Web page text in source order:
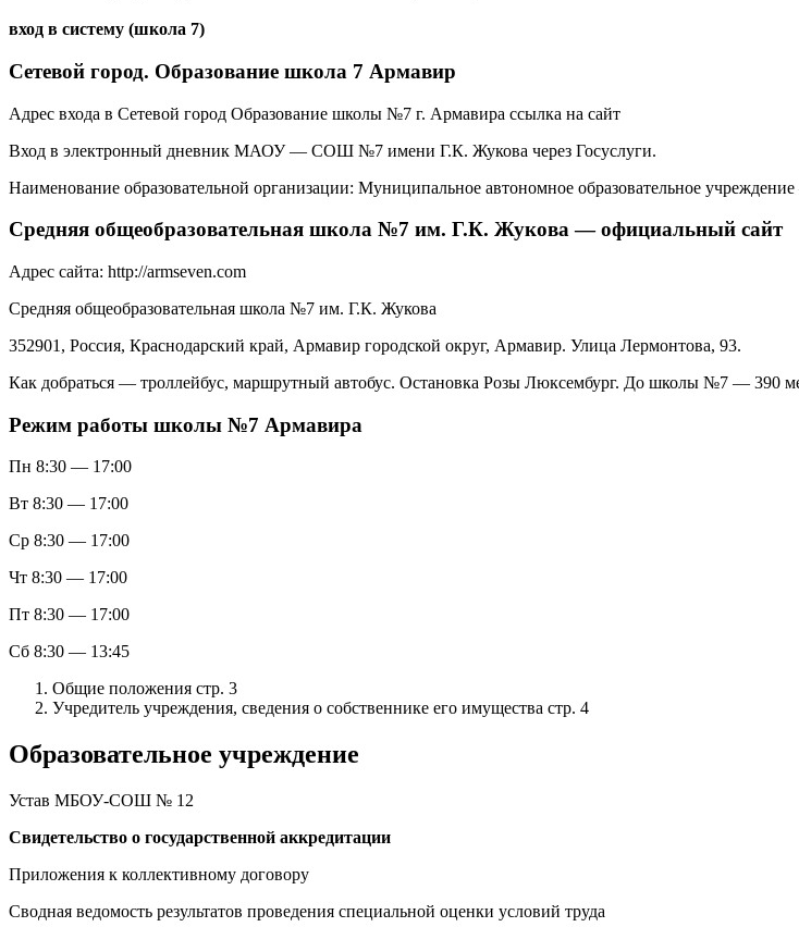
вход в систему (школа 7)
Сетевой город. Образование школа 7 Армавир
Адрес входа в Сетевой город Образование школы №7 г. Армавира ссылка на сайт
Вход в электронный дневник МАОУ — СОШ №7 имени Г.К. Жукова через Госуслуги.
Наименование образовательной организации: Муниципальное автономное образовательное
Средняя общеобразовательная школа №7 им. Г.К. Жукова — официальный сайт
Адрес сайта: http://armseven.com
Средняя общеобразовательная школа №7 им. Г.К. Жукова
352901, Россия, Краснодарский край, Армавир городской округ, Армавир. Улица Лермонтова, 93.
Как добраться — троллейбус, маршрутный автобус. Остановка Розы Люксембург. До школы №7 —
Режим работы школы №7 Армавира
Пн 8:30 — 17:00
Вт 8:30 — 17:00
Ср 8:30 — 17:00
Чт 8:30 — 17:00
Пт 8:30 — 17:00
Сб 8:30 — 13:45
Общие положения стр. 3
Учредитель учреждения, сведения о собственнике его имущества стр. 4
Образовательное учреждение
Устав МБОУ-СОШ № 12
Свидетельство о государственной аккредитации
Приложения к коллективному договору
Сводная ведомость результатов проведения специальной оценки условий труда